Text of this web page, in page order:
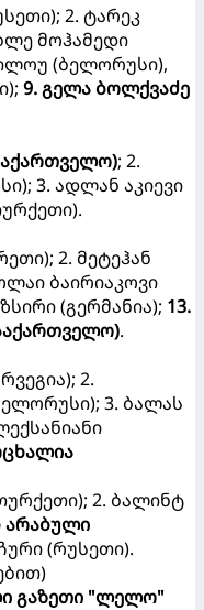
2. ტარეკ
მოჰამედი
(ბელორუსი),
9. გელა ბოლქვაძე
; 2.
3. ადლან აკიევი
2. მეტეჰან
ბაირიაკოვი
(გერმანია); 13.
.
2.
3. ბალას
2. ბალინტ
არაბული
(რუსეთი).
გაზეთი "ლელო"